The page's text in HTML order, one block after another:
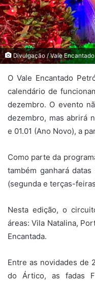
Divulgação / Vale Encantado
O Vale Encantado
calendário de
dezembro. O evento
dezembro, mas abrirá
e 01.01 (Ano Novo), a
Como parte da
também ganhará
(segunda e terças-
Nesta edição, o
áreas: Vila Natalina,
Encantada.
Entre as novidades de
do Ártico, as fadas